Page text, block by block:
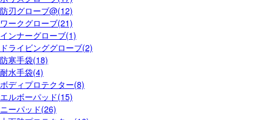
防刃グローブ@(12)
ワークグローブ(21)
インナーグローブ(1)
ドライビンググローブ(2)
防寒手袋(18)
耐水手袋(4)
ボディプロテクター(8)
エルボーパッド(15)
ニーパッド(26)